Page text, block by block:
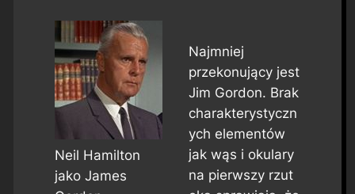
Neil Hamilton
jako James
Najmniej
przekonujący jest
Jim Gordon. Brak
charakterystyczn
ych elementów
jak wąs i okulary
na pierwszy rzut